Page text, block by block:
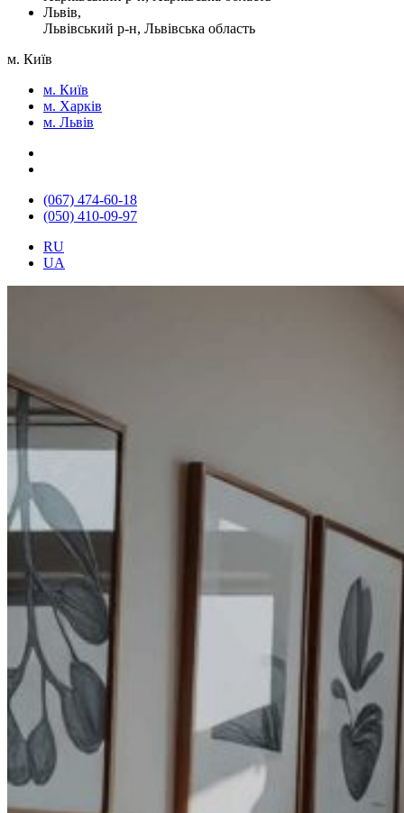
Львів,
Львівський р-н, Львівська область
м. Київ
м. Київ
м. Харків
м. Львів
(067) 474-60-18
(050) 410-09-97
RU
UA